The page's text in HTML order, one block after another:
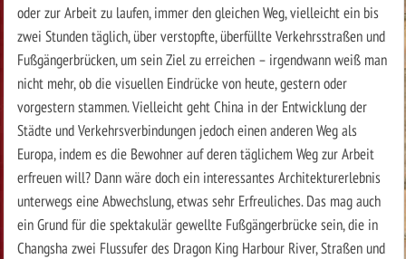
oder zur Arbeit zu laufen, immer den gleichen Weg, vielleicht ein bis
zwei Stunden täglich, über verstopfte, überfüllte Verkehrsstraßen und
Fußgängerbrücken, um sein Ziel zu erreichen – irgendwann weiß man
nicht mehr, ob die visuellen Eindrücke von heute, gestern oder
vorgestern stammen. Vielleicht geht China in der Entwicklung der
Städte und Verkehrsverbindungen jedoch einen anderen Weg als
Europa, indem es die Bewohner auf deren täglichem Weg zur Arbeit
erfreuen will? Dann wäre doch ein interessantes Architekturerlebnis
unterwegs eine Abwechslung, etwas sehr Erfreuliches. Das mag auch
ein Grund für die spektakulär gewellte Fußgängerbrücke sein, die in
Changsha zwei Flussufer des Dragon King Harbour River, Straßen und